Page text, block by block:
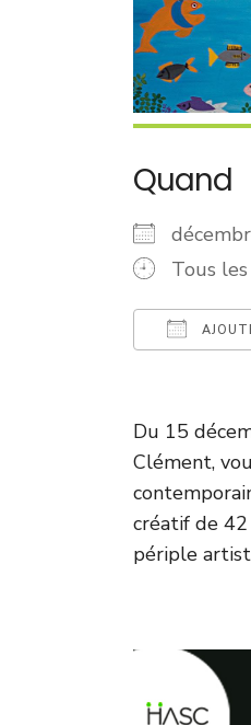
Quand
Tous
Du 15
Clément,
créatif de
périple